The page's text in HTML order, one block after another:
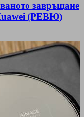
завръщане
(РЕВЮ)